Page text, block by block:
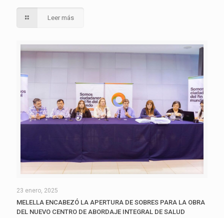
Leer más
23 enero, 2025
MELELLA ENCABEZÓ LA APERTURA DE SOBRES PARA LA OBRA
DEL NUEVO CENTRO DE ABORDAJE INTEGRAL DE SALUD